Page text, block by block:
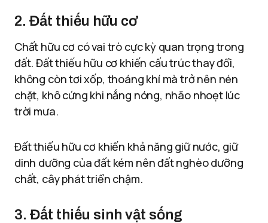
2. Đất thiếu hữu cơ
Chất hữu cơ có vai trò cực kỳ quan trọng trong
đất. Đất thiếu hữu cơ khiến cấu trúc thay đổi,
không còn tơi xốp, thoáng khí mà trở nên nén
chặt, khô cứng khi nắng nóng, nhão nhoẹt lúc
trời mưa.
Đất thiếu hữu cơ khiến khả năng giữ nước, giữ
dinh dưỡng của đất kém nên đất nghèo dưỡng
chất, cây phát triển chậm.
3. Đất thiếu sinh vật sống